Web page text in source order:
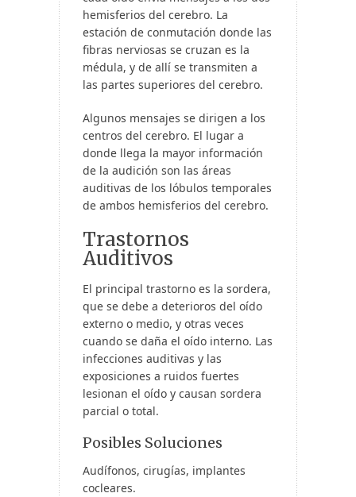
hemisferios del cerebro. La
estación de conmutación donde las
fibras nerviosas se cruzan es la
médula, y de allí se transmiten a
las partes superiores del cerebro.
Algunos mensajes se dirigen a los
centros del cerebro. El lugar a
donde llega la mayor información
de la audición son las áreas
auditivas de los lóbulos temporales
de ambos hemisferios del cerebro.
Trastornos
Auditivos
El principal trastorno es la sordera,
que se debe a deterioros del oído
externo o medio, y otras veces
cuando se daña el oído interno. Las
infecciones auditivas y las
exposiciones a ruidos fuertes
lesionan el oído y causan sordera
parcial o total.
Posibles Soluciones
Audífonos, cirugías, implantes
cocleares.